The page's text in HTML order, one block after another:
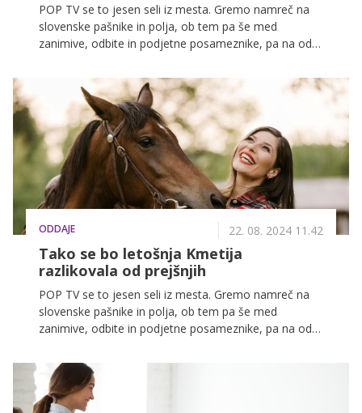
POP TV se to jesen seli iz mesta. Gremo namreč na
slovenske pašnike in polja, ob tem pa še med
zanimive, odbite in podjetne posameznike, pa na odre
med chefe.
ODDAJE 22. 08. 2024 11.42
Tako se bo letošnja Kmetija
razlikovala od prejšnjih
POP TV se to jesen seli iz mesta. Gremo namreč na
slovenske pašnike in polja, ob tem pa še med
zanimive, odbite in podjetne posameznike, pa na odre
med chefe.